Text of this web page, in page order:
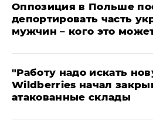
Оппозиция в Польше
депортировать часть
мужчин – кого это
"Работу надо искать
Wildberries начал
атакованные склады